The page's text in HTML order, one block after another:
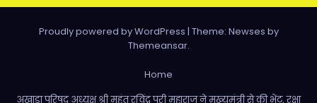
Proudly powered by WordPress | Theme: Newses by
Themeansar.
Home
अखाड़ा परिषद अध्यक्ष श्री महंत रविंद्र पुरी महाराज ने मुख्यमंत्री से की भेंट, रक्षा